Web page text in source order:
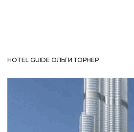
HOTEL GUIDE ОЛЬГИ ТОРНЕР